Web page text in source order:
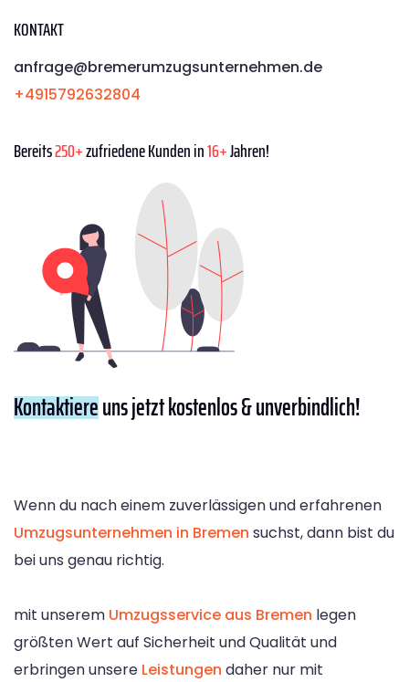
KONTAKT
anfrage@bremerumzugsunternehmen.de
+4915792632804
Bereits250+zufriedene Kunden in16+Jahren!
Kontaktiereuns jetzt kostenlos & unverbindlich!
Wenn du nach einem zuverlässigen und erfahrenen
Umzugsunternehmen in Bremen suchst, dann bist du
bei uns genau richtig.
mit unserem Umzugsservice aus Bremen legen
größten Wert auf Sicherheit und Qualität und
erbringen unsere Leistungen daher nur mit